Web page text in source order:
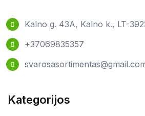
Kalno g. 43A, Kalno k., LT-
+37069835357
Kategorijos